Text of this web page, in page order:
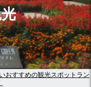
おすすめの観光スポットラン